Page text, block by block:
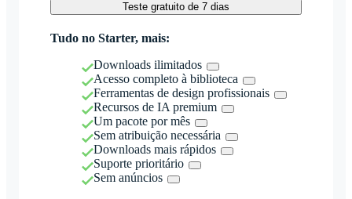
Teste gratuito de 7 dias
Tudo no Starter, mais:
Downloads ilimitados
Acesso completo à biblioteca
Ferramentas de design profissionais
Recursos de IA premium
Um pacote por mês
Sem atribuição necessária
Downloads mais rápidos
Suporte prioritário
Sem anúncios